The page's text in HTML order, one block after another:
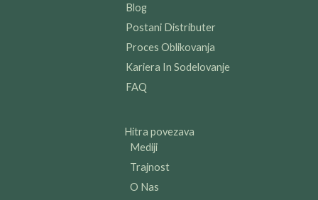
Blog
Postani Distributer
Proces Oblikovanja
Kariera In Sodelovanje
FAQ
Hitra povezava
Mediji
Trajnost
O Nas